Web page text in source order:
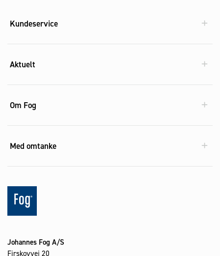
Kundeservice
Aktuelt
Om Fog
Med omtanke
Johannes Fog A/S
Firskovvej 20